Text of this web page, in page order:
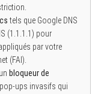
tels que Google DNS
(1.1.1.1) pour
par votre
(FAI).
bloqueur de
ups invasifs qui